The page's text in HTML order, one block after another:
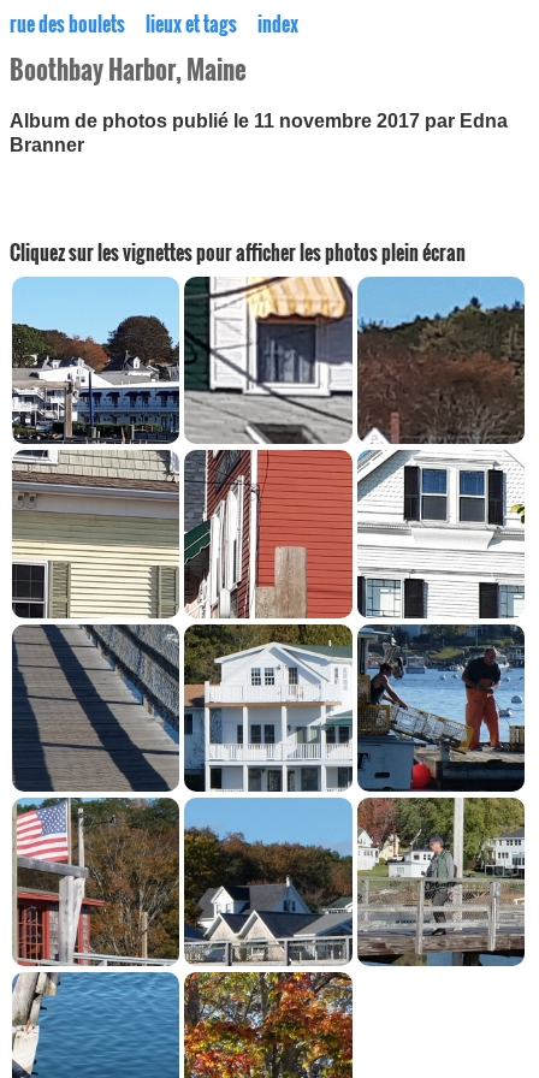
rue des boulets lieux et tags index
Boothbay Harbor, Maine
Album de photos publié le 11 novembre 2017 par Edna
Branner
Cliquez sur les vignettes pour afficher les photos plein écran